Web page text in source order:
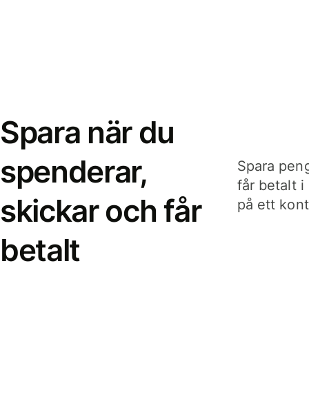
Spara när du
spenderar,
skickar och får
betalt
Spara
får betalt i
på ett